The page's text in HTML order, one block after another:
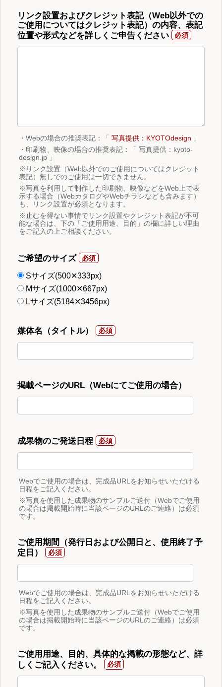
リンク設置およびクレジット表記（Web以外での
ご使用についてはクレジット表記）の内容、表記
位置や形式などを詳しくご申告ください
・Webの場合の推奨表記：「 写真提供：KYOTOdesign 」
・印刷物、映像の場合の推奨表記：「 写真提供：kyoto-
design.jp 」
※リンク設置（Web以外でのご使用についてはクレジット
表記）無しでのご使用は一切できません。
※写真を利用して制作した印刷物、映像などをWeb上で表
示する場合（WebカタログやWebチラシなども含みます）
も、リンク設置が必須となります。
※止むを得ない事情でリンク設置やクレジット表記が不可
能な場合は、下の「ご使用用途、目的」の欄に詳しい理由
をご記入の上ご相談ください。
ご希望のサイズ
Sサイズ(500✕333px)
Mサイズ(1000✕667px)
Lサイズ(5184✕3456px)
媒体名（タイトル）
掲載ページのURL（Webにてご使用の場合）
成果物のご発送日程
Webでご使用の場合は、完成品URLをお知らせいただける
日程をご記入ください。
※写真を使用した成果物のサンプルご送付（Webでご使用
の場合は掲載開始時に当該ページのURLのご連絡）は必須
です。
ご使用期間（発行日および公開日と、使用終了予
定日）
Webでご使用の場合は、完成品URLをお知らせいただける
日程をご記入ください。
※写真を使用した成果物のサンプルご送付（Webでご使用
の場合は掲載開始時に当該ページのURLのご連絡）は必須
です。
ご使用用途、目的、具体的な掲載の形態など、詳
しくご記入ください。